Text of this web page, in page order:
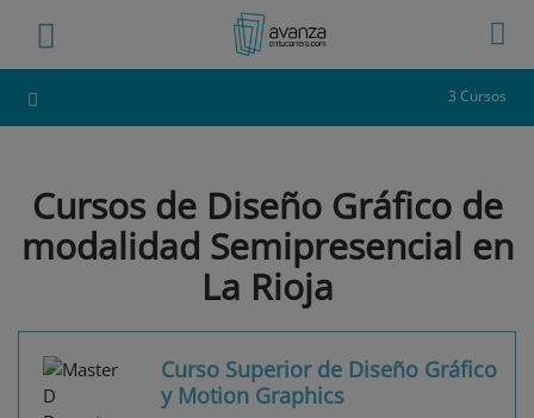
3 Cursos
Cursos de Diseño Gráfico de
modalidad Semipresencial en
La Rioja
Curso Superior de Diseño Gráfico
y Motion Graphics